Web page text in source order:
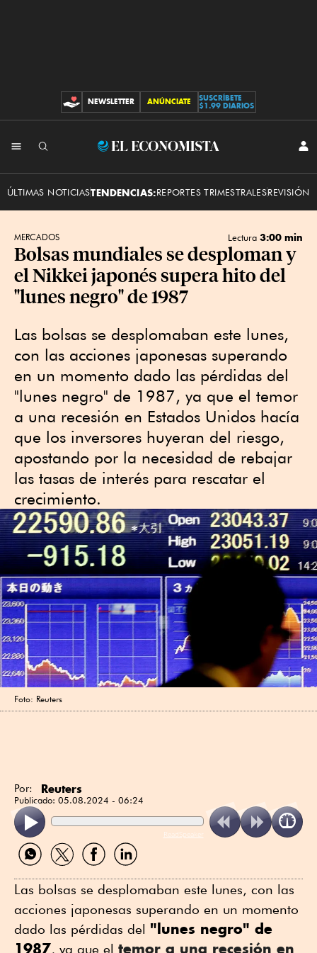
CONTRIBUCIONES
NEWSLETTER ANÚNCIATE
SUSCRÍBETE
$1.99 DIARIOS
El
ÚLTIMAS NOTICIASTENDENCIAS:REPORTES TRIMESTRALESREVISIÓN
MERCADOS Lectura 3:00 min
Bolsas mundiales se desploman y
el Nikkei japonés supera hito del
"lunes negro" de 1987
Las bolsas se desplomaban este lunes,
con las acciones japonesas superando
en un momento dado las pérdidas del
"lunes negro" de 1987, ya que el temor
a una recesión en Estados Unidos hacía
que los inversores huyeran del riesgo,
apostando por la necesidad de rebajar
las tasas de interés para rescatar el
crecimiento.
Foto: Reuters
Por: Reuters
Publicado: 05.08.2024 - 06:24
ReadSpeaker
Compartir
por
Compartir
por
Compartir
por
Compartir
por
Las bolsas se desplomaban este lunes, con las
acciones japonesas superando en un momento
dado las pérdidas del "lunes negro" de
1987, ya que el temor a una recesión en